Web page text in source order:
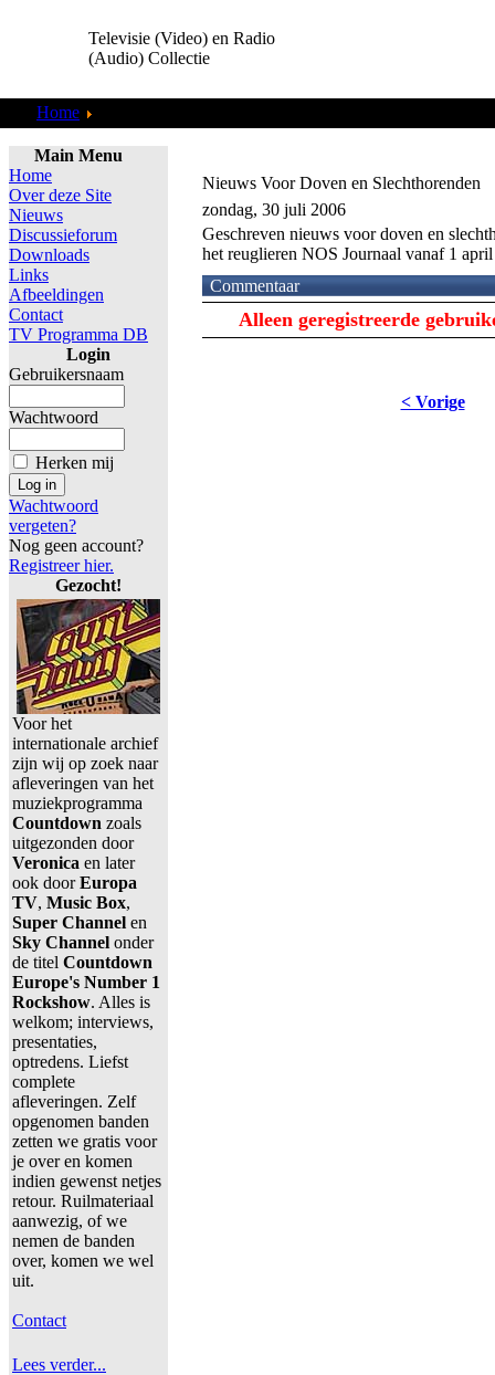
Televisie (Video) en Radio
(Audio) Collectie
Home
Main Menu
Home
Over deze Site
Nieuws
Discussieforum
Downloads
Links
Afbeeldingen
Contact
TV Programma DB
Login
Gebruikersnaam
Wachtwoord
Herken mij
Wachtwoord
vergeten?
Nog geen account?
Registreer hier.
Gezocht!
Voor het
internationale archief
zijn wij op zoek naar
afleveringen van het
muziekprogramma
Countdown zoals
uitgezonden door
Veronica en later
ook doorEuropa
TV, Music Box,
Super Channel en
Sky Channel onder
de titel Countdown
Europe's Number 1
Rockshow. Alles is
welkom; interviews,
presentaties,
optredens. Liefst
complete
afleveringen. Zelf
opgenomen banden
zetten we gratis voor
je over en komen
indien gewenst netjes
retour. Ruilmateriaal
aanwezig, of we
nemen de banden
over, komen we wel
uit.
Contact
Lees verder...
Nieuws Voor Doven en Slechthorenden
zondag, 30 juli 2006
Geschreven nieuws voor doven en
het reuglieren NOS Journaal vanaf 1
Commentaar
Alleen geregistreerde
< Vorige